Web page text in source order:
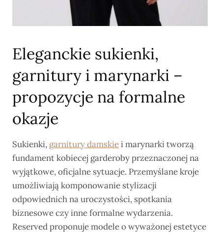
Eleganckie sukienki,
garnitury i marynarki –
propozycje na formalne
okazje
Sukienki, garnitury damskiei marynarki tworzą
fundament kobiecej garderoby przeznaczonej na
wyjątkowe, oficjalne sytuacje. Przemyślane kroje
umożliwiają komponowanie stylizacji
odpowiednich na uroczystości, spotkania
biznesowe czy inne formalne wydarzenia.
Reserved proponuje modele o wyważonej estetyce